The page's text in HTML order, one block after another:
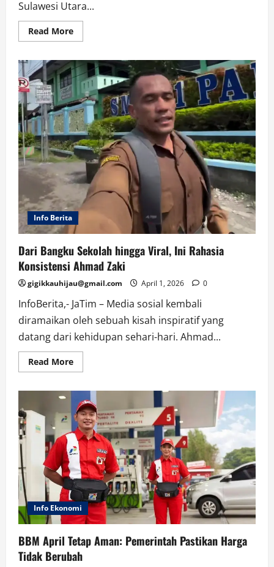
Sulawesi Utara...
Read MoreRead
more
Laut
7,7
Picu
Peringatan
Tsunami,
Ini
Kronologi
Lengkapnya
Info Berita
Dari Bangku Sekolah hingga Viral, Ini Rahasia
Konsistensi Ahmad Zaki
gigikkauhijau@gmail.com April 1, 2026 0
InfoBerita,- JaTim – Media sosial kembali
diramaikan oleh sebuah kisah inspiratif yang
datang dari kehidupan sehari-hari. Ahmad...
Read MoreRead
more
Bangku
Sekolah
hingga
Viral,
Ini
Rahasia
Konsistensi
Ahmad
Zaki
Info Ekonomi
BBM April Tetap Aman: Pemerintah Pastikan Harga
Tidak Berubah